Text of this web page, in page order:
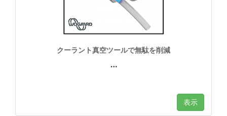
クーラント真空ツールで無駄を削減
…
表示